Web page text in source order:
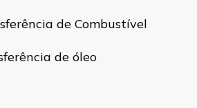
de Combustível
de óleo